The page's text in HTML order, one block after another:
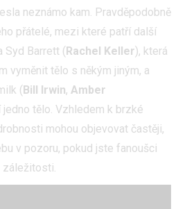
neznámo kam. Pravděpodobně
přátelé, mezi které patří další
Syd Barrett (Rachel Keller), která
vyměnit tělo s někým jiným, a
(Bill Irwin, Amber
jedno tělo. Vzhledem k brzké
mohou objevovat častěji,
v pozoru, pokud jste fanoušci